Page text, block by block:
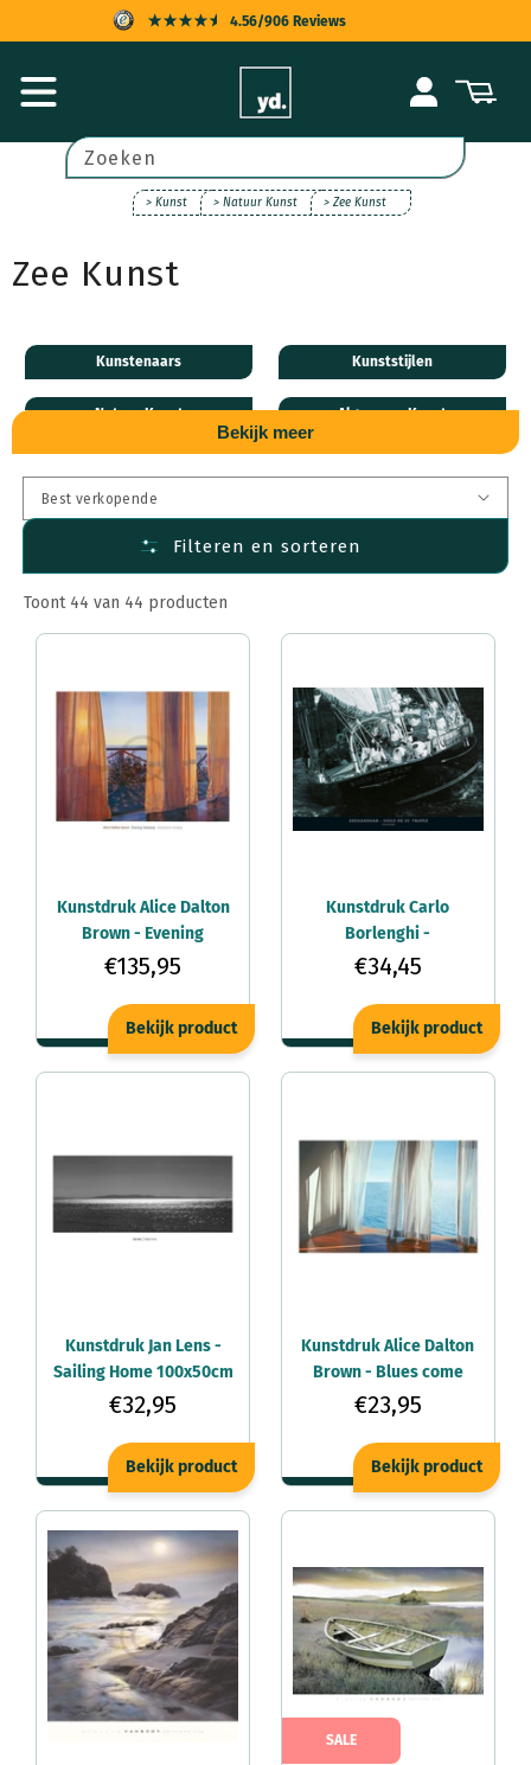
content
4.56/906 Reviews
KOPERSBESCHERMING
SNELLE LEVERING
UITSTEKENDE KLANTENSERVICE
InloggenWinkelwagen
Zoeken
> Kunst > Natuur Kunst > Zee Kunst
Zee Kunst
Kunstenaars Kunststijlen
Natuur Kunst Algemeen Kunst
Bekijk meer
Filteren en sorteren
Toont 44 van 44 producten
Kunstdruk Alice Dalton
Brown - Evening
Interplay, 2000
€135,95
Bekijk product
Kunstdruk Carlo
Borlenghi -
Shenandoah Voile de
€34,45
Bekijk product
Kunstdruk Jan Lens -
Sailing Home 100x50cm
€32,95
Bekijk product
Kunstdruk Alice Dalton
Brown - Blues come
Through, small
€23,95
Bekijk product
SALE